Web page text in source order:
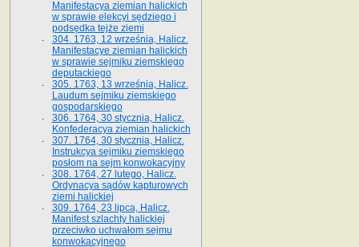
Manifestacya ziemian halickich
w sprawie elekcyi sędziego i
podsędka tejże ziemi
304. 1763, 12 września, Halicz.
Manifestacye ziemian halickich
w sprawie sejmiku ziemskiego
deputackiego
305. 1763, 13 września, Halicz.
Laudum sejmiku ziemskiego
gospodarskiego
306. 1764, 30 stycznia, Halicz.
Konfederacya ziemian halickich
307. 1764, 30 stycznia, Halicz.
Instrukcya sejmiku ziemskiego
posłom na sejm konwokacyjny
308. 1764, 27 lutego, Halicz.
Ordynacya sądów kapturowych
ziemi halickiej
309. 1764, 23 lipca, Halicz.
Manifest szlachty halickiej
przeciwko uchwałom sejmu
konwokacyjnego